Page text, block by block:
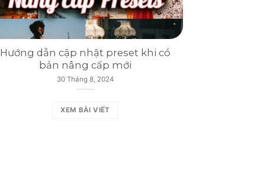
Hướng dẫn cập nhật preset khi có
bản nâng cấp mới
30 Tháng 8, 2024
XEM BÀI VIẾT